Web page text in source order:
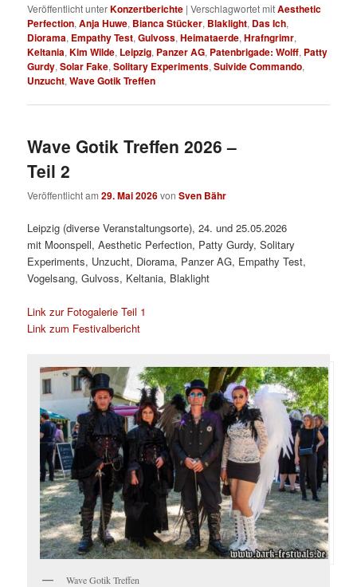
Veröffentlicht unterKonzertberichte |Verschlagwortet mitAesthetic
Perfection,Anja Huwe, Bianca Stücker, Blaklight, Das Ich,
Diorama, Empathy Test,Gulvoss,Heimataerde,Hrafngrimr,
Keltania,Kim Wilde, Leipzig, Panzer AG, Patenbrigade: Wolff, Patty
Gurdy,Solar Fake,Solitary Experiments,Suivide Commando,
Unzucht,Wave Gotik Treffen
Wave Gotik Treffen 2026 –
Teil 2
Veröffentlicht am29. Mai 2026vonSven Bähr
Leipzig (diverse Veranstaltungsorte), 24. und 25.05.2026
mit Moonspell, Aesthetic Perfection, Patty Gurdy, Solitary
Experiments, Unzucht, Diorama, Panzer AG, Empathy Test,
Vogelsang, Gulvoss, Keltania, Blaklight
Link zur Fotogalerie Teil 1
Link zum Festivalbericht
Wave Gotik Treffen